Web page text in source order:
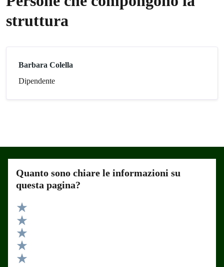
struttura
Barbara Colella
Dipendente
Quanto sono chiare le informazioni su
questa pagina?
Valuta 5 stelle su 5
Valuta 4 stelle su 5
Valuta 3 stelle su 5
Valuta 2 stelle su 5